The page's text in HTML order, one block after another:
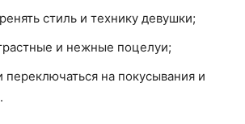
стиль и технику девушки;
и нежные поцелуи;
переключаться на покусывания и